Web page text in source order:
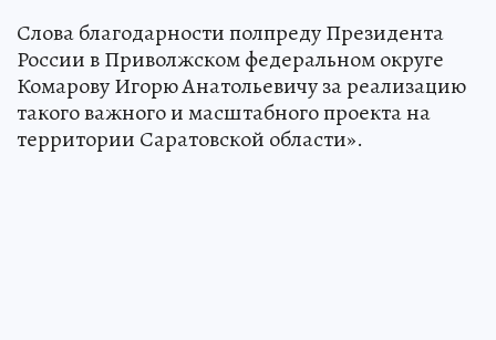
Слова благодарности полпреду Президента
России в Приволжском федеральном округе
Комарову Игорю Анатольевичу за реализацию
такого важного и масштабного проекта на
территории Саратовской области».